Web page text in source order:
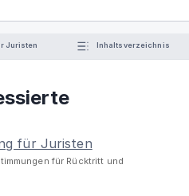
Juristen Inhaltsverzeichnis
für Juristen
für Rücktritt und